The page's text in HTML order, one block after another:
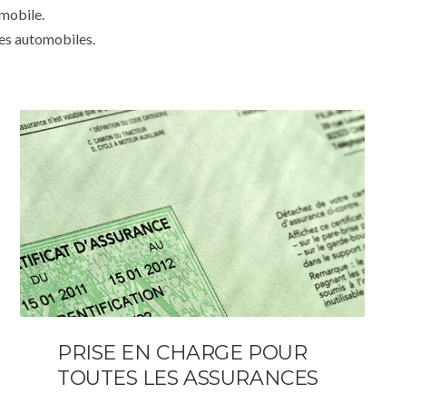
automobiles.
PRISE EN CHARGE POUR
TOUTES LES ASSURANCES